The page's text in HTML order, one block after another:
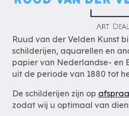
Ruud van der Velden Kunst
schilderijen, aquarellen en
papier van Nederlandse- en
uit de periode van 1880 tot
De schilderijen zijn op
zodat wij u optimaal van